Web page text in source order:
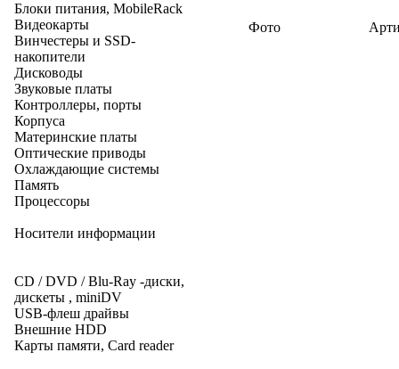
Блоки питания, MobileRack
Видеокарты
Винчестеры и SSD-
накопители
Дисководы
Звуковые платы
Контроллеры, порты
Корпуса
Материнские платы
Оптические приводы
Охлаждающие системы
Память
Процессоры
Носители информации
CD / DVD / Blu-Ray -диски,
дискеты , miniDV
USB-флеш драйвы
Внешние HDD
Карты памяти, Card reader
Фото